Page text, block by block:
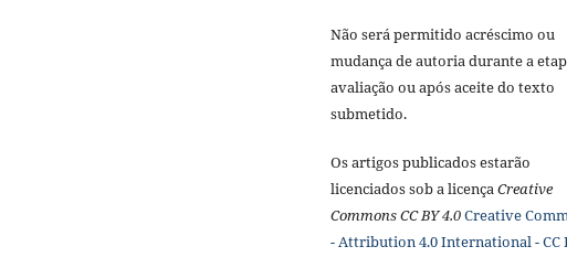
Não será permitido acréscimo ou
mudança de autoria durante a
avaliação ou após aceite do texto
submetido.
Os artigos publicados estarão
licenciados sob a licençaCreative
Commons CC BY 4.0Creative
- Attribution 4.0 International - CC